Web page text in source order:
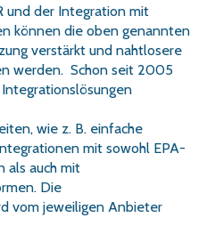
und der Integration mit
können die oben genannten
verstärkt und nahtlosere
werden. Schon seit 2005
wie z. B. einfache
mit sowohl EPA-
als auch mit
Die
vom jeweiligen Anbieter